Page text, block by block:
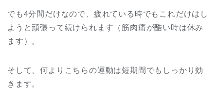
でも4分間だけなので、疲れている時でもこれだけはし
ようと頑張って続けられます（筋肉痛が酷い時は休み
ます）。
そして、何よりこちらの運動は短期間でもしっかり効
きます。